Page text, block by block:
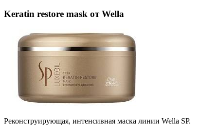
Keratin restore mask от Wella
Реконструирующая, интенсивная маска линии Wella SP.